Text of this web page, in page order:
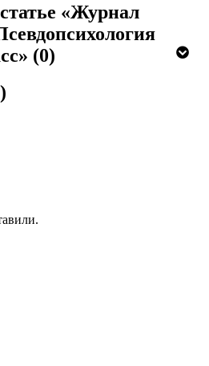
«Журнал
(0)